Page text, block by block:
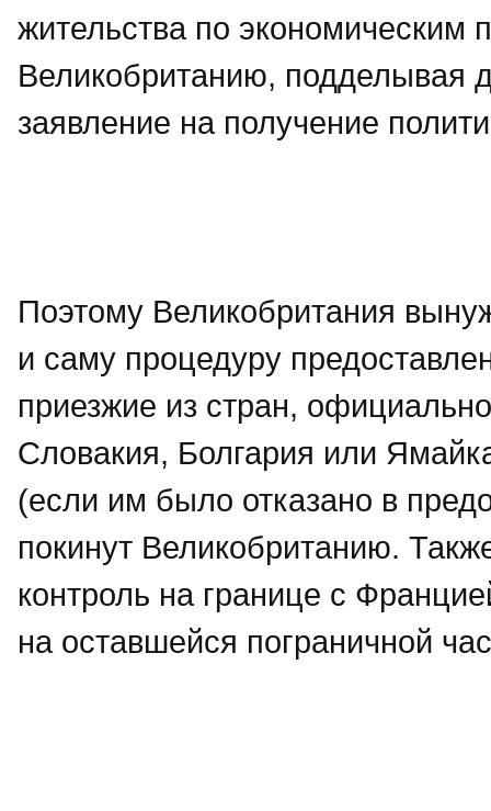
жительства по экономическим
Великобританию, подделывая
заявление на получение
Поэтому Великобритания
и саму процедуру
приезжие из стран,
Словакия, Болгария или
(если им было отказано в
покинут Великобританию.
контроль на границе с
на оставшейся пограничной